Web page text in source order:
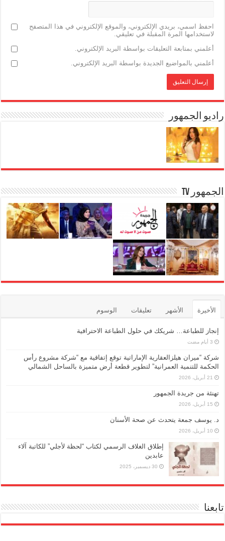
احفظ اسمي، بريدي الإلكتروني، والموقع الإلكتروني في هذا المتصفح
لاستخدامها المرة المقبلة في تعليقي.
أعلمني بمتابعة التعليقات بواسطة البريد الإلكتروني.
أعلمني بالمواضيع الجديدة بواسطة البريد الإلكتروني.
راديو الجمهور
الجمهور TV
الأخيرة الأشهر تعليقات الوسوم
إنجاز للطباعة… شريكك في حلول الطباعة الاحترافية
شركة “ميران هيلزالعقارية الإماراتية توقع إتفاقية مع “شركة مشروع رأس
الحكمة للتنمية العمرانية” لتطوير قطعة أرض متميزة بالساحل الشمالي
21 أبريل، 2026
تهنئة من جريدة الجمهور
15 أبريل، 2026
د. يوسف جمعة يتحدث عن صحة الأسنان
10 أبريل، 2026
إطلاق الغلاف الرسمي لكتاب “لحظة لأجلي” للكاتبة آلاء
عابدين
30 ديسمبر، 2025
تابعنا